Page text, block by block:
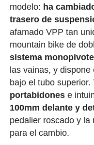
modelo: ha
trasero de
afamado VPP tan
mountain bike de
sistema monopivote
las vainas, y
bajo el tubo
portabidones e
100mm delante y
pedalier roscado y la
para el cambio.